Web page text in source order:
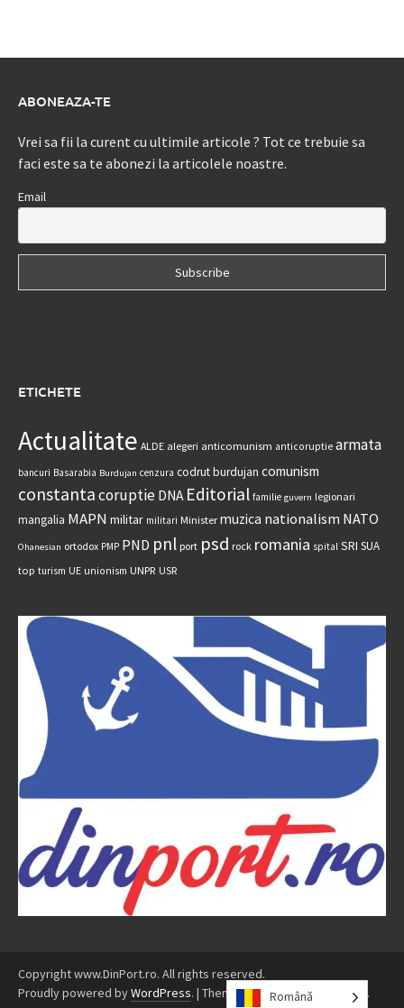
ABONEAZA-TE
Vrei sa fii la curent cu ultimile articole ? Tot ce trebuie sa
faci este sa te abonezi la articolele noastre.
Email
ETICHETE
Actualitate ALDE alegeri anticomunism anticoruptie armata
bancuri Basarabia Burdujan cenzura codrut burdujan comunism
constantacoruptie DNA Editorial familie guvern legionari
mangalia MAPN militar militari Minister muzica nationalism NATO
Ohanesian ortodox PMP PND pnl port psd rock romania spital SRI SUA
top turism UE unionism UNPR USR
Copyright www.DinPort.ro. All rights reserved.
Proudly powered byWordPress. | Theme: Awaken byThemezHut .
Română